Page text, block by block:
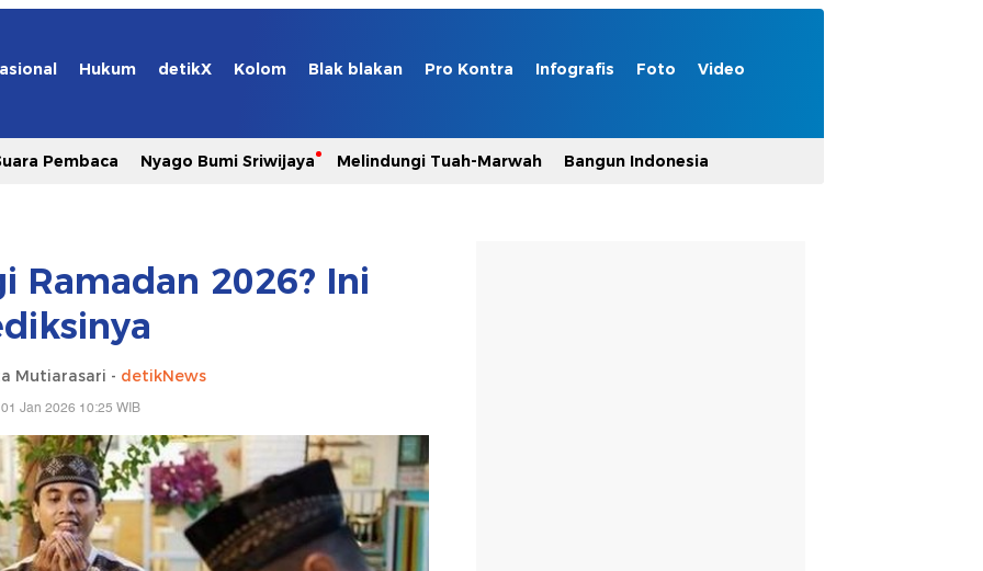
Hukum detikX Kolom Blak blakan Pro Kontra Infografis Foto Video
Pembaca Nyago Bumi Sriwijaya Melindungi Tuah-Marwah Bangun Indonesia
Ramadan 2026? Ini
Mutiarasari - detikNews
Jan 2026 10:25 WIB